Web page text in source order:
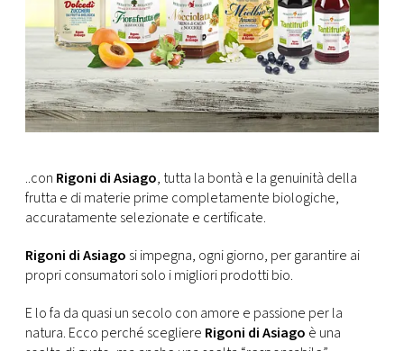
..con Rigoni di Asiago, tutta la bontà e la genuinità della
frutta e di materie prime completamente biologiche,
accuratamente selezionate e certificate.
Rigoni di Asiago si impegna, ogni giorno, per garantire ai
propri consumatori solo i migliori prodotti bio.
E lo fa da quasi un secolo con amore e passione per la
natura. Ecco perché scegliere Rigoni di Asiago è una